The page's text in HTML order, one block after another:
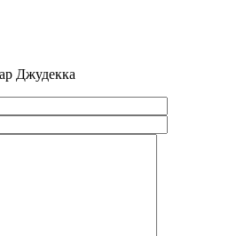
Джудекка